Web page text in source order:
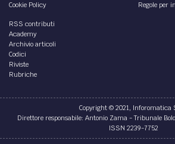
Cookie Policy
Regole per
RSS contributi
Academy
Archivio articoli
Codici
Riviste
Rubriche
Copyright © 2021, Inforomatica
Direttore responsabile: Antonio Zama - Tribunale
ISSN 2239-7752